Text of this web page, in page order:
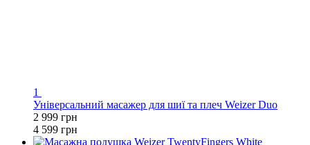
1
Універсальний масажер для шиї та плеч Weizer Duo
2 999 грн
4 599 грн